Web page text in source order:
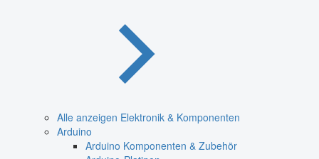
Alle anzeigen Elektronik & Komponenten
Arduino
Arduino Komponenten & Zubehör